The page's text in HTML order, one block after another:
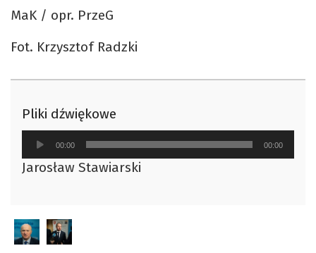
MaK / opr. PrzeG
Fot. Krzysztof Radzki
Pliki dźwiękowe
Odtwarzacz
plików
dźwiękowych
00:00 00:00
Jarosław Stawiarski